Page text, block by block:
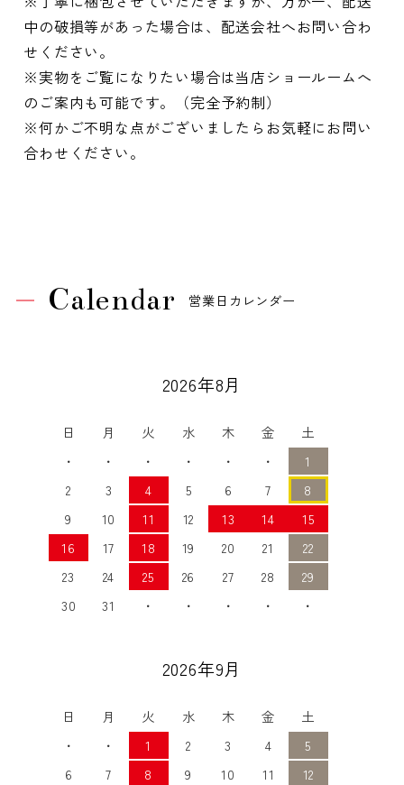
中の破損等があった場合は、配送会社へお問い合わ
せください。
※実物をご覧になりたい場合は当店ショールームへ
のご案内も可能です。（完全予約制）
※何かご不明な点がございましたらお気軽にお問い
合わせください。
Calendar 営業日カレンダー
2026年8月
日 月 火 水 木 金
土
・
・ ・ ・ ・ ・
1
2
3 4 5 6 7
8
9
10 11 12 13 14
15
16
17 18 19 20 21
22
23
24 25 26 27 28
29
30
31 ・ ・ ・ ・ ・
2026年9月
日 月 火 水 木 金
土
・
・ 1 2 3 4
5
6
7 8 9 10 11
12